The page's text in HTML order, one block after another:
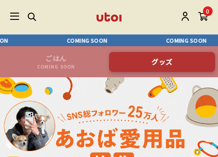
0
COMING SOON COMING SOON
ごはん
COMING SOON
グッズ